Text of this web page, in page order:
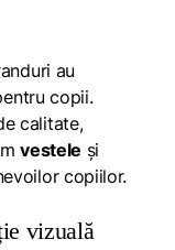
au
copii.
calitate,
vestele și
copiilor.
vizuală